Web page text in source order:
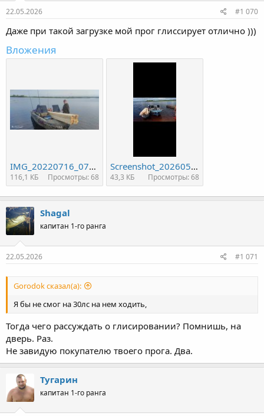
22.05.2026 #1 070
Даже при такой загрузке мой прог глиссирует отлично )))
Вложения
IMG_20220716_075819.jpg
116,1 КБ Просмотры: 68
Screenshot_20260520_084050_com.huawei.himovie.overseas.jpg
43,3 КБ Просмотры: 68
Shagal
капитан 1-го ранга
22.05.2026 #1 071
Gorodok сказал(а):
Я бы не смог на 30лс на нем ходить,
Тогда чего рассуждать о глисировании? Помнишь, на
дверь. Раз.
Не завидую покупателю твоего прога. Два.
Тугарин
капитан 1-го ранга